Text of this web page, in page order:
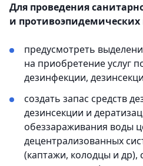
Для проведения
и
предусмотреть
на приобретение услуг
дезинфекции,
создать запас средств
дезинсекции и
обеззараживания воды
децентрализованных
(каптажи, колодцы и др),